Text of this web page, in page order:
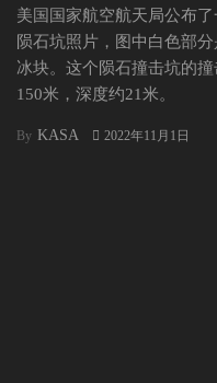
美国国家航空航天局公布
陨石坑照片，图中白色部
冰块。这个陨石撞击坑的
150米，深度约21米。
By KASA 2022年11月1日